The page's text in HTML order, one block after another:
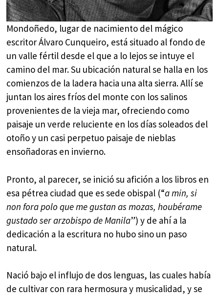
Mondoñedo, lugar de nacimiento del mágico
escritor Álvaro Cunqueiro, está situado al fondo de
un valle fértil desde el que a lo lejos se intuye el
camino del mar. Su ubicación natural se halla en los
comienzos de la ladera hacia una alta sierra. Allí se
juntan los aires fríos del monte con los salinos
provenientes de la vieja mar, ofreciendo como
paisaje un verde reluciente en los días soleados del
otoño y un casi perpetuo paisaje de nieblas
ensoñadoras en invierno.
Pronto, al parecer, se inició su afición a los libros en
esa pétrea ciudad que es sede obispal (“a min, si
non fora polo que me gustan as mozas, houbérame
gustado ser arzobispo de Manila”) y de ahí a la
dedicación a la escritura no hubo sino un paso
natural.
Nació bajo el influjo de dos lenguas, las cuales había
de cultivar con rara hermosura y musicalidad, y se